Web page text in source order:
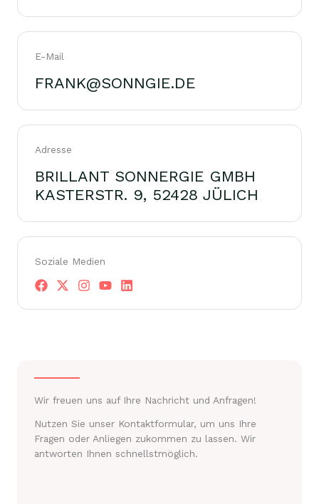
E-Mail
FRANK@SONNGIE.DE
Adresse
BRILLANT SONNERGIE GMBH
KASTERSTR. 9, 52428 JÜLICH
Soziale Medien
Wir freuen uns auf Ihre Nachricht und Anfragen!
Nutzen Sie unser Kontaktformular, um uns Ihre
Fragen oder Anliegen zukommen zu lassen. Wir
antworten Ihnen schnellstmöglich.